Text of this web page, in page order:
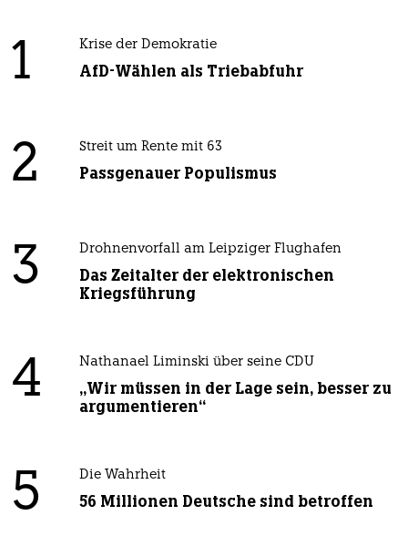
1 Krise der Demokratie
AfD-Wählen als Triebabfuhr
2 Streit um Rente mit 63
Passgenauer Populismus
3 Drohnenvorfall am Leipziger Flughafen
Das Zeitalter der elektronischen
Kriegsführung
4 Nathanael Liminski über seine CDU
„Wir müssen in der Lage sein, besser zu
argumentieren“
5 Die Wahrheit
56 Millionen Deutsche sind betroffen